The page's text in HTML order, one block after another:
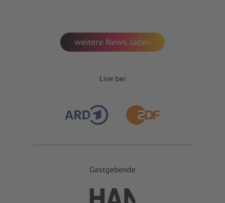
weitere News laden